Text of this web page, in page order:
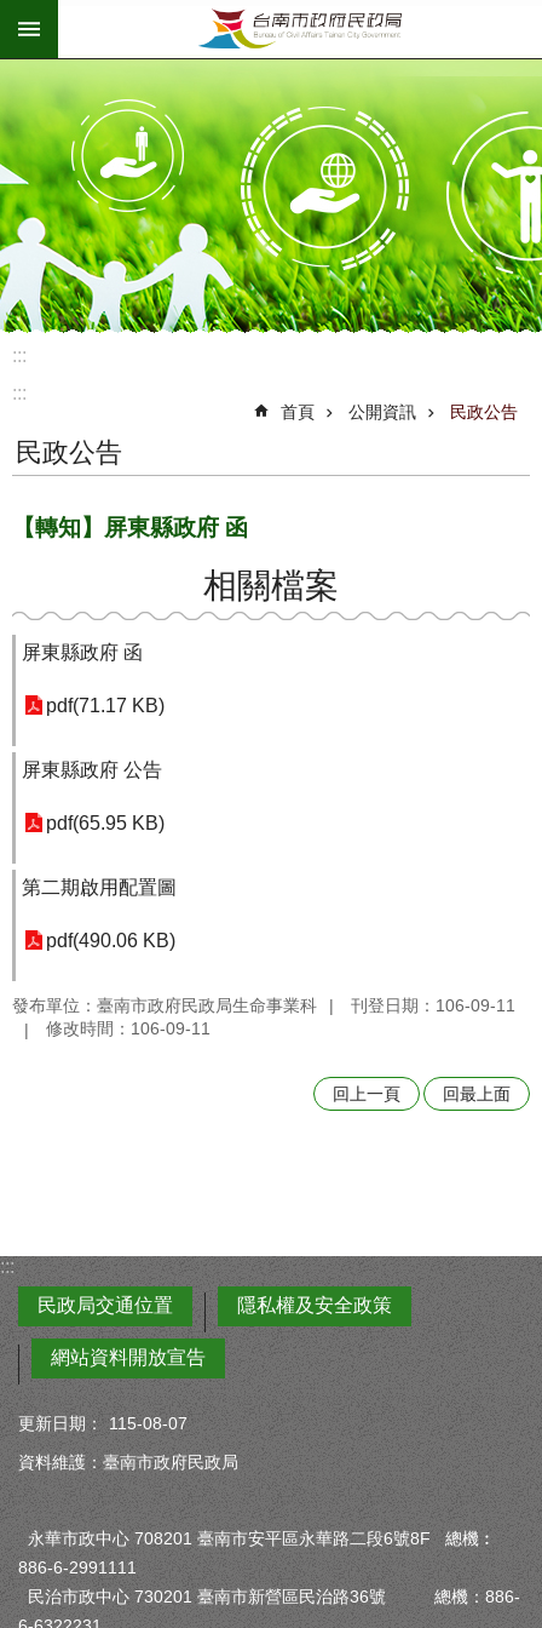
跳到主要內容區塊
:::
:::
首頁 公開資訊 民政公告
民政公告
【轉知】屏東縣政府 函
相關檔案
屏東縣政府 函
pdf(71.17 KB)
屏東縣政府 公告
pdf(65.95 KB)
第二期啟用配置圖
pdf(490.06 KB)
發布單位：臺南市政府民政局生命事業科
刊登日期：106-09-11
修改時間：106-09-11
回上一頁 回最上面
:::
民政局交通位置
隱私權及安全政策
網站資料開放宣告
更新日期：
115-08-07
資料維護：臺南市政府民政局
永華市政中心 708201 臺南市安平區永華路二段6號8F 總機︰
886-6-2991111
民治市政中心 730201 臺南市新營區民治路36號 總機：886-